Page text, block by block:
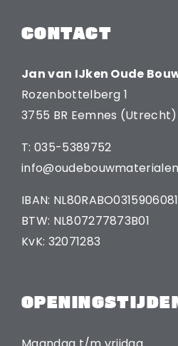
CONTACT
Jan van IJken Oude
Rozenbottelberg 1
3755 BR Eemnes (Utrecht)
T: 035-5389752
IBAN: NL80RABO0315906081
BTW: NL807277873B01
KvK: 32071283